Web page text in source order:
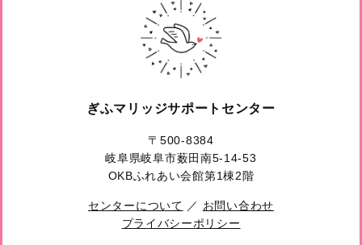
ぎふマリッジサポートセンター
〒500-8384
岐阜県岐阜市薮田南5-14-53
OKBふれあい会館第1棟2階
センターについて ／ お問い合わせ
プライバシーポリシー